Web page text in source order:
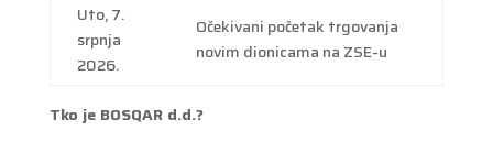
Uto, 7.
srpnja
2026.
Očekivani početak trgovanja
novim dionicama na ZSE-u
Tko je BOSQAR d.d.?